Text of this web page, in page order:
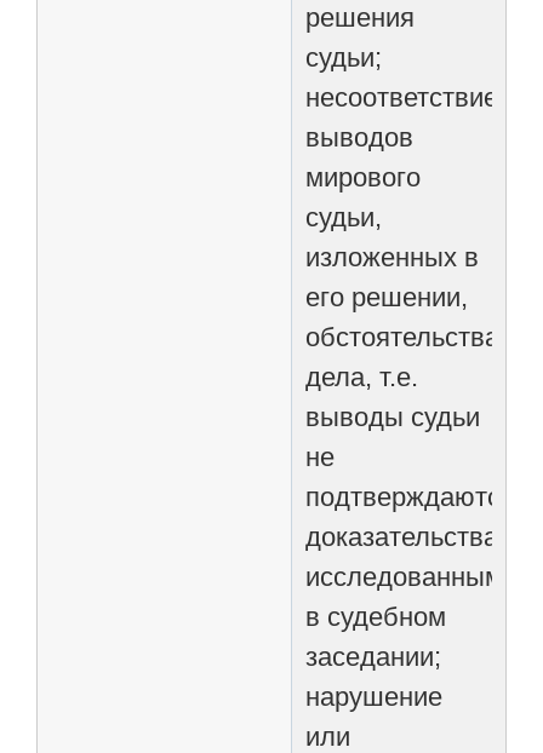
решения
судьи;
несоответствие
выводов
мирового
судьи,
изложенных в
его решении,
обстоятельствам
дела, т.е.
выводы судьи
не
подтверждаются
доказательствами,
исследованными
в судебном
заседании;
нарушение
или